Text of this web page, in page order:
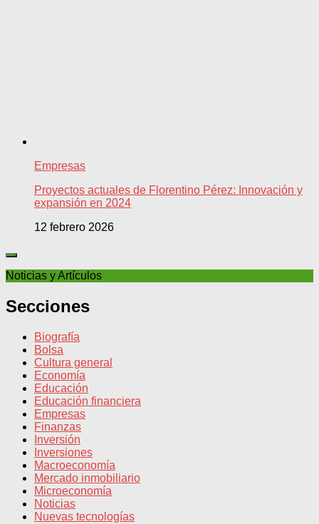
Empresas
Proyectos actuales de Florentino Pérez: Innovación y
expansión en 2024
12 febrero 2026
Noticias y Artículos
Secciones
Biografía
Bolsa
Cultura general
Economía
Educación
Educación financiera
Empresas
Finanzas
Inversión
Inversiones
Macroeconomía
Mercado inmobiliario
Microeconomía
Noticias
Nuevas tecnologías